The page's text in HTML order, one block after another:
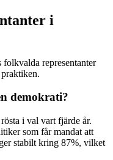
i
folkvalda representanter
demokrati?
i val vart fjärde år.
som får mandat att
stabilt kring 87%, vilket